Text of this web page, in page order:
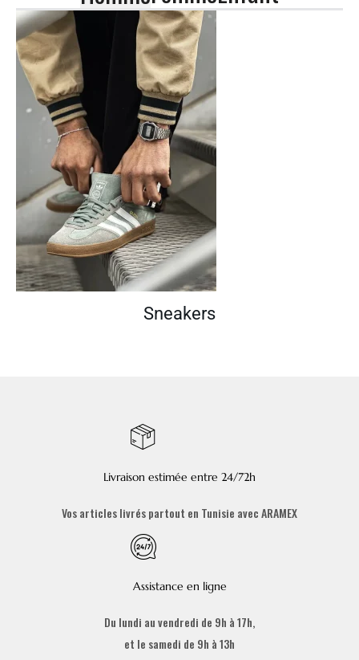
Sneakers
Livraison estimée entre 24/72h
Vos articles livrés partout en Tunisie avec ARAMEX
Assistance en ligne
Du lundi au vendredi de 9h à 17h,
et le samedi de 9h à 13h